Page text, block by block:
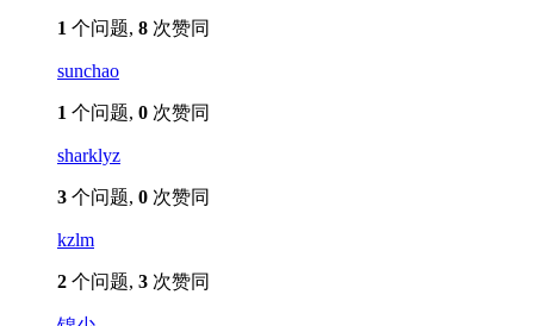
1 个问题, 8 次赞同
sunchao
1 个问题, 0 次赞同
sharklyz
3 个问题, 0 次赞同
kzlm
2 个问题, 3 次赞同